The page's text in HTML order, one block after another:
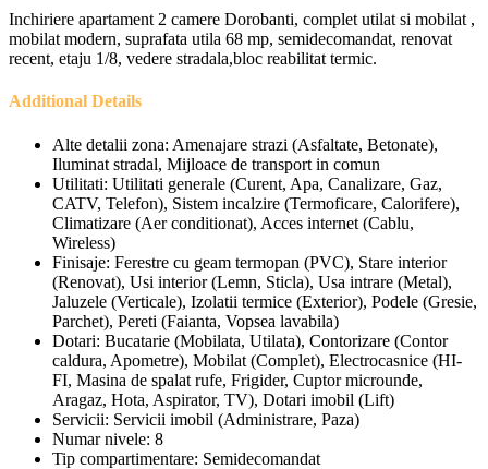
Inchiriere apartament 2 camere Dorobanti, complet utilat si mobilat ,
mobilat modern, suprafata utila 68 mp, semidecomandat, renovat
recent, etaju 1/8, vedere stradala,bloc reabilitat termic.
Additional Details
Alte detalii zona: Amenajare strazi (Asfaltate, Betonate),
Iluminat stradal, Mijloace de transport in comun
Utilitati: Utilitati generale (Curent, Apa, Canalizare, Gaz,
CATV, Telefon), Sistem incalzire (Termoficare, Calorifere),
Climatizare (Aer conditionat), Acces internet (Cablu,
Wireless)
Finisaje: Ferestre cu geam termopan (PVC), Stare interior
(Renovat), Usi interior (Lemn, Sticla), Usa intrare (Metal),
Jaluzele (Verticale), Izolatii termice (Exterior), Podele (Gresie,
Parchet), Pereti (Faianta, Vopsea lavabila)
Dotari: Bucatarie (Mobilata, Utilata), Contorizare (Contor
caldura, Apometre), Mobilat (Complet), Electrocasnice (HI-
FI, Masina de spalat rufe, Frigider, Cuptor microunde,
Aragaz, Hota, Aspirator, TV), Dotari imobil (Lift)
Servicii: Servicii imobil (Administrare, Paza)
Numar nivele: 8
Tip compartimentare: Semidecomandat